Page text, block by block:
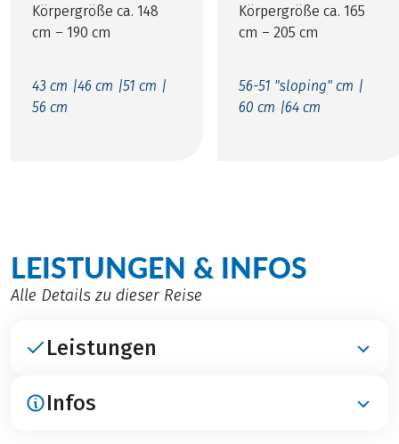
Körpergröße ca. 148
cm – 190 cm
43 cm |46 cm |51 cm |
56 cm
Körpergröße ca. 165
cm – 205 cm
56-51 "sloping" cm |
60 cm |64 cm
LEISTUNGEN & INFOS
Alle Details zu dieser Reise
Leistungen
ENTHALTEN
Infos